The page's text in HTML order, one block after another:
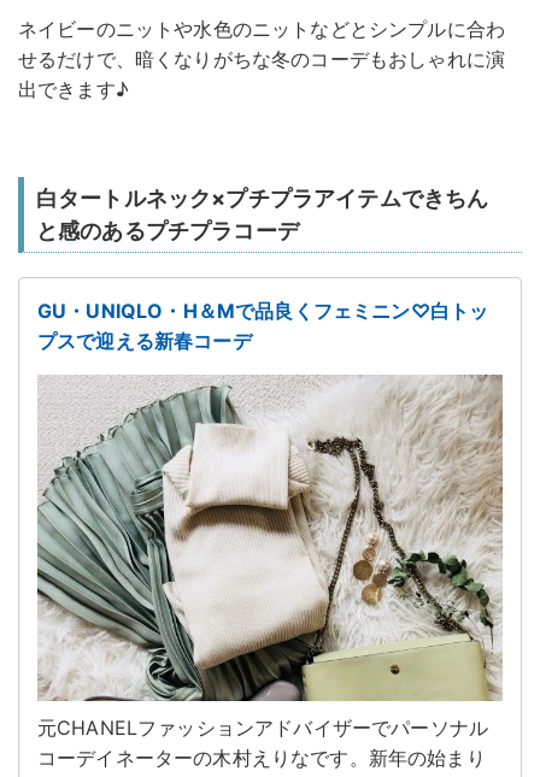
ネイビーのニットや水色のニットなどとシンプルに合わ
せるだけで、暗くなりがちな冬のコーデもおしゃれに演
出できます♪
白タートルネック×プチプラアイテムできちん
と感のあるプチプラコーデ
GU・UNIQLO・H＆Mで品良くフェミニン♡白トッ
プスで迎える新春コーデ
元CHANELファッションアドバイザーでパーソナル
コーデイネーターの木村えりなです。新年の始まり